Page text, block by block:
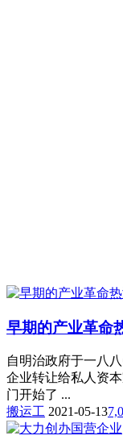
早期的产业革命
自明治政府于一八
企业转让给私人资
门开始了 ...
搬运工 2021-05-13